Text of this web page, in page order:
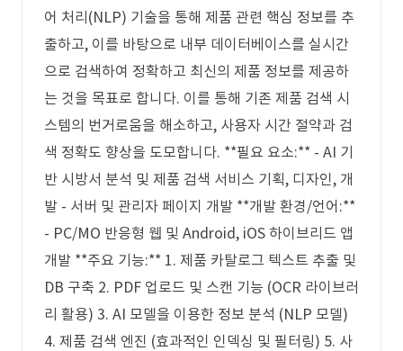
어 처리(NLP) 기술을 통해 제품 관련 핵심 정보를 추
출하고, 이를 바탕으로 내부 데이터베이스를 실시간
으로 검색하여 정확하고 최신의 제품 정보를 제공하
는 것을 목표로 합니다. 이를 통해 기존 제품 검색 시
스템의 번거로움을 해소하고, 사용자 시간 절약과 검
색 정확도 향상을 도모합니다. **필요 요소:** - AI 기
반 시방서 분석 및 제품 검색 서비스 기획, 디자인, 개
발 - 서버 및 관리자 페이지 개발 **개발 환경/언어:**
- PC/MO 반응형 웹 및 Android, iOS 하이브리드 앱
개발 **주요 기능:** 1. 제품 카탈로그 텍스트 추출 및
DB 구축 2. PDF 업로드 및 스캔 기능 (OCR 라이브러
리 활용) 3. AI 모델을 이용한 정보 분석 (NLP 모델)
4. 제품 검색 엔진 (효과적인 인덱싱 및 필터링) 5. 사